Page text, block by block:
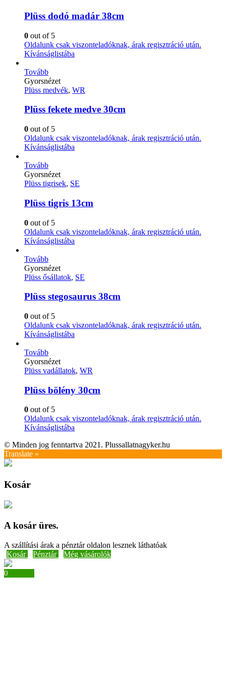
Plüss dodó madár 38cm
0 out of 5
Oldalunk csak viszonteladóknak, árak regisztráció után.
Kívánságlistába
Tovább
Gyorsnézet
Plüss medvék, WR
Plüss fekete medve 30cm
0 out of 5
Oldalunk csak viszonteladóknak, árak regisztráció után.
Kívánságlistába
Tovább
Gyorsnézet
Plüss tigrisek, SE
Plüss tigris 13cm
0 out of 5
Oldalunk csak viszonteladóknak, árak regisztráció után.
Kívánságlistába
Tovább
Gyorsnézet
Plüss ősállatok, SE
Plüss stegosaurus 38cm
0 out of 5
Oldalunk csak viszonteladóknak, árak regisztráció után.
Kívánságlistába
Tovább
Gyorsnézet
Plüss vadállatok, WR
Plüss bölény 30cm
0 out of 5
Oldalunk csak viszonteladóknak, árak regisztráció után.
Kívánságlistába
© Minden jog fenntartva 2021. Plussallatnagyker.hu
Translate »
Kosár
A kosár üres.
A szállítási árak a pénztár oldalon lesznek láthatóak
Kosár
Pénztár Még vásárolók
0